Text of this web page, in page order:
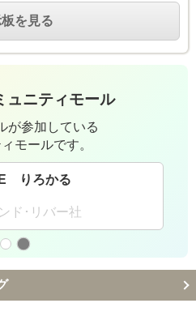
を見る
ュニティモール
が参加している
モールです。
りろかる
ド･リバー社